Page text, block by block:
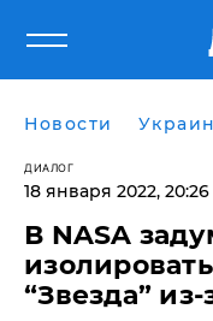
Новости
ДИАЛОГ
18 января 2022, 20:26
​В NASA
“Звезда”